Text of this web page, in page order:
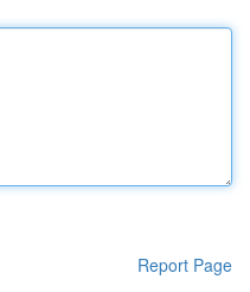
Report Page